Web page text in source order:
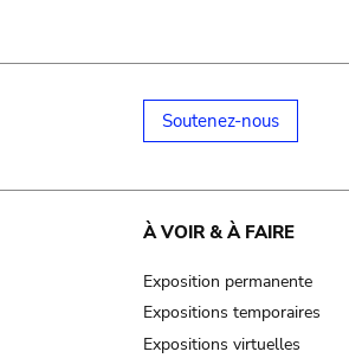
Soutenez-nous
À VOIR & À FAIRE
Exposition permanente
Expositions temporaires
Expositions virtuelles